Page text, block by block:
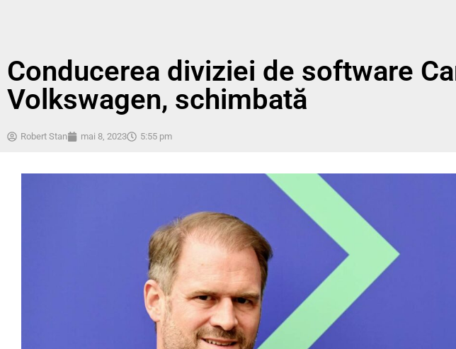
Conducerea diviziei de software
Volkswagen, schimbată
Robert Stan mai 8, 2023 5:55 pm